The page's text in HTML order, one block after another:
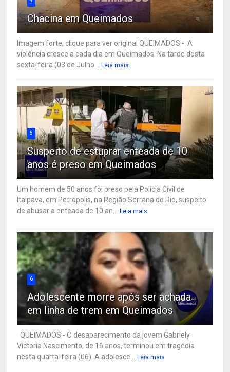
Chacina em Queimados
Imagem forte, clique para ver original QUEIMADOS - A
violência cresce a cada dia em Queimados. Na tarde desta
sexta-feira (03 de Julho...
Leia mais
5
Suspeito de estuprar enteada de 10
anos é preso em Queimados
Um homem de 50 anos foi preso pela Polícia Civil de
Itaipava, em Petrópolis, na Região Serrana do Rio, suspeito
de abusar a enteada de 10 an...
Leia mais
6
Adolescente morre após ser achada
em linha de trem em Queimados
QUEIMADOS - O desaparecimento da jovem Gabriely
Victoria Nascimento, de 16 anos, terminou em tragédia
nesta quarta-feira (06). A adolesce...
Leia mais